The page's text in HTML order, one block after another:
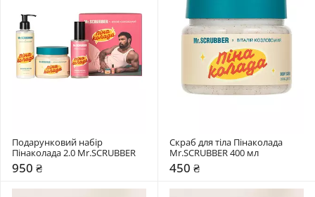
Подарунковий набір
Пінаколада 2.0 Mr.SCRUBBER
950 ₴
Скраб для тіла Пінаколада
Mr.SCRUBBER 400 мл
450 ₴